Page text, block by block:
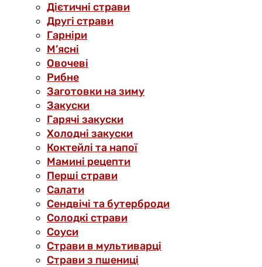
Дієтичні страви
Другі страви
Гарніри
М’ясні
Овочеві
Рибне
Заготовки на зиму
Закуски
Гарячі закуски
Холодні закуски
Коктейлі та напої
Мамині рецепти
Перші страви
Салати
Сендвічі та бутерброди
Солодкі страви
Соуси
Страви в мультиварці
Страви з пшениці